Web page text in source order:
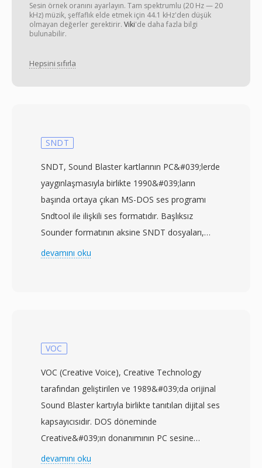
Sesin örnek oranını ayarlayın. Tam spektrumlu (20 Hz — 20
kHz) müzik, şeffaflık elde etmek için 44.1 kHz'den düşük
olmayan değerler gerektirir. Viki'de daha fazla bilgi
bulunabilir.
Hepsini sıfırla
SNDT
SNDT, Sound Blaster kartlarının PC&#039;lerde
yaygınlaşmasıyla birlikte 1990&#039;ların
başında ortaya çıkan MS-DOS ses programı
Sndtool ile ilişkili ses formatıdır. Başlıksız
Sounder formatının aksine SNDT dosyaları,
örnekleme hızı ve veri uzunluğunu içeren kısa
Sndtool, genellikle paylaşımlı yazılım olarak
verilen basit bir dalga formu kaydedici ve
oynatıcı olarak işlev görüyordu. Rakip DOS ses
formatlarına göre önemli bir avantajı bu kendi
kendini tanımlayan başlıktı — standartlaştırılmış
multimedya çerçevelerinin bulunmadığı bir
dönemde tanınmayan dosyaları oynatma
devamını oku
VOC
VOC (Creative Voice), Creative Technology
tarafından geliştirilen ve 1989&#039;da orijinal
Sound Blaster kartıyla birlikte tanıtılan dijital ses
kapsayıcısıdır. DOS döneminde
Creative&#039;ın donanımının PC sesine
hükmetttiği süre boyunca Sound Blaster
devamını oku